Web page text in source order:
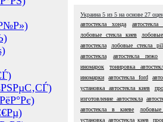
Украина 5 из 5 на основе 27
автостекла хонда
лобовые стекла киев
автостекла
лобовые стекла
автостекла
автостекла пежо
иномарок
тонировка
иномарки
автостекла ford
установка автостекла киев
изготовление автостекла
автостекла в киеве
установка автостекла киев